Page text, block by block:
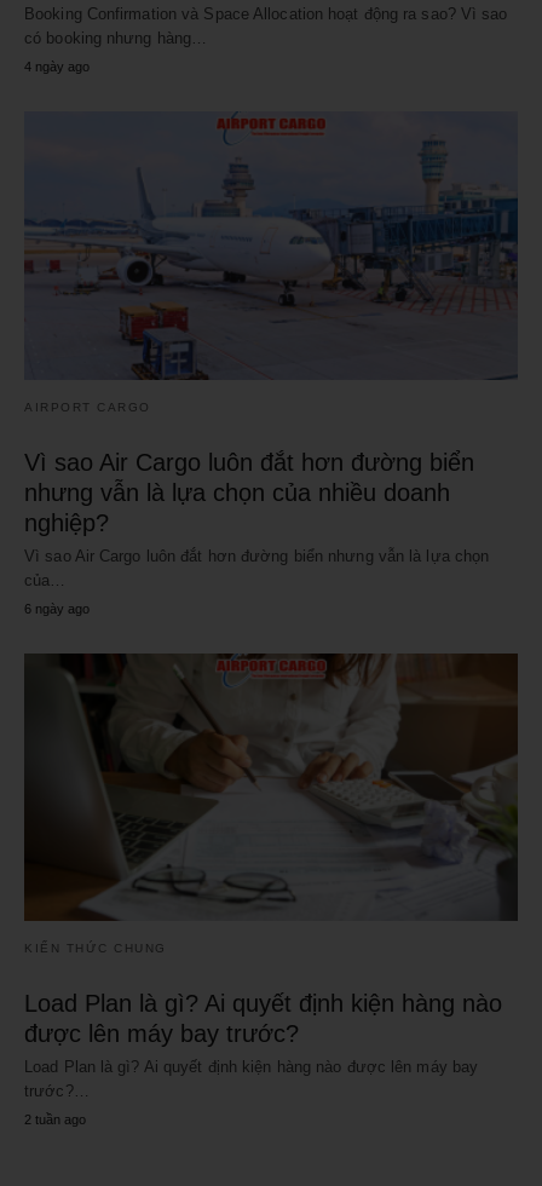
Booking Confirmation và Space Allocation hoạt động ra sao? Vì sao
có booking nhưng hàng…
4 ngày ago
AIRPORT CARGO
Vì sao Air Cargo luôn đắt hơn đường biển
nhưng vẫn là lựa chọn của nhiều doanh
nghiệp?
Vì sao Air Cargo luôn đắt hơn đường biển nhưng vẫn là lựa chọn
của…
6 ngày ago
KIẾN THỨC CHUNG
Load Plan là gì? Ai quyết định kiện hàng nào
được lên máy bay trước?
Load Plan là gì? Ai quyết định kiện hàng nào được lên máy bay
trước?…
2 tuần ago